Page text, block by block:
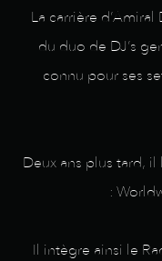
La carrière
du duo de DJ’s
connu pour ses
Deux ans plus tard,
:
Il intègre ainsi le